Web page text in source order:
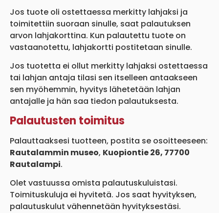
Jos tuote oli ostettaessa merkitty lahjaksi ja
toimitettiin suoraan sinulle, saat palautuksen
arvon lahjakorttina. Kun palautettu tuote on
vastaanotettu, lahjakortti postitetaan sinulle.
Jos tuotetta ei ollut merkitty lahjaksi ostettaessa
tai lahjan antaja tilasi sen itselleen antaakseen
sen myöhemmin, hyvitys lähetetään lahjan
antajalle ja hän saa tiedon palautuksesta.
Palautusten toimitus
Palauttaaksesi tuotteen, postita se osoitteeseen:
Rautalammin museo, Kuopiontie 26, 77700
Rautalampi.
Olet vastuussa omista palautuskuluistasi.
Toimituskuluja ei hyvitetä. Jos saat hyvityksen,
palautuskulut vähennetään hyvityksestäsi.